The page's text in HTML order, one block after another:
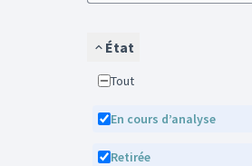
État
Tout
En cours d’analyse
Retirée